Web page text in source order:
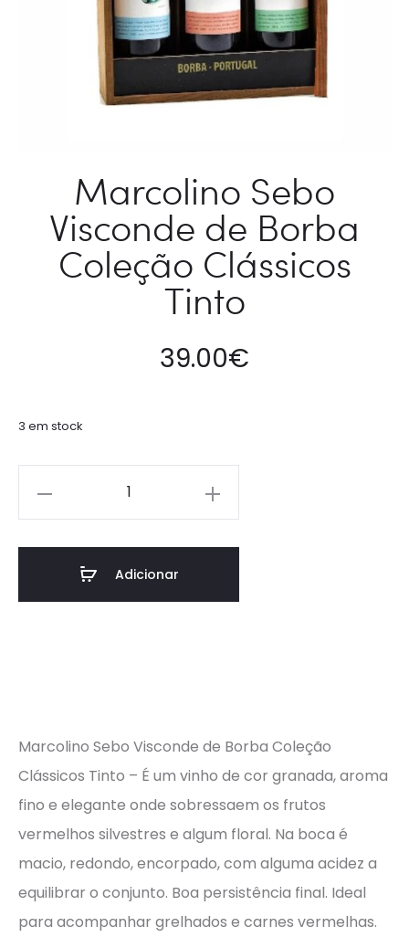
Marcolino Sebo
Visconde de Borba
Coleção Clássicos
Tinto
39.00€
3 em stock
Adicionar
Marcolino Sebo Visconde de Borba Coleção
Clássicos Tinto – É um vinho de cor granada, aroma
fino e elegante onde sobressaem os frutos
vermelhos silvestres e algum floral. Na boca é
macio, redondo, encorpado, com alguma acidez a
equilibrar o conjunto. Boa persistência final. Ideal
para acompanhar grelhados e carnes vermelhas.